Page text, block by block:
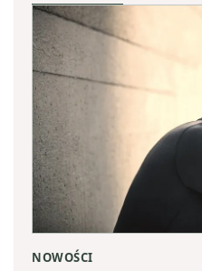
NOWOŚCI